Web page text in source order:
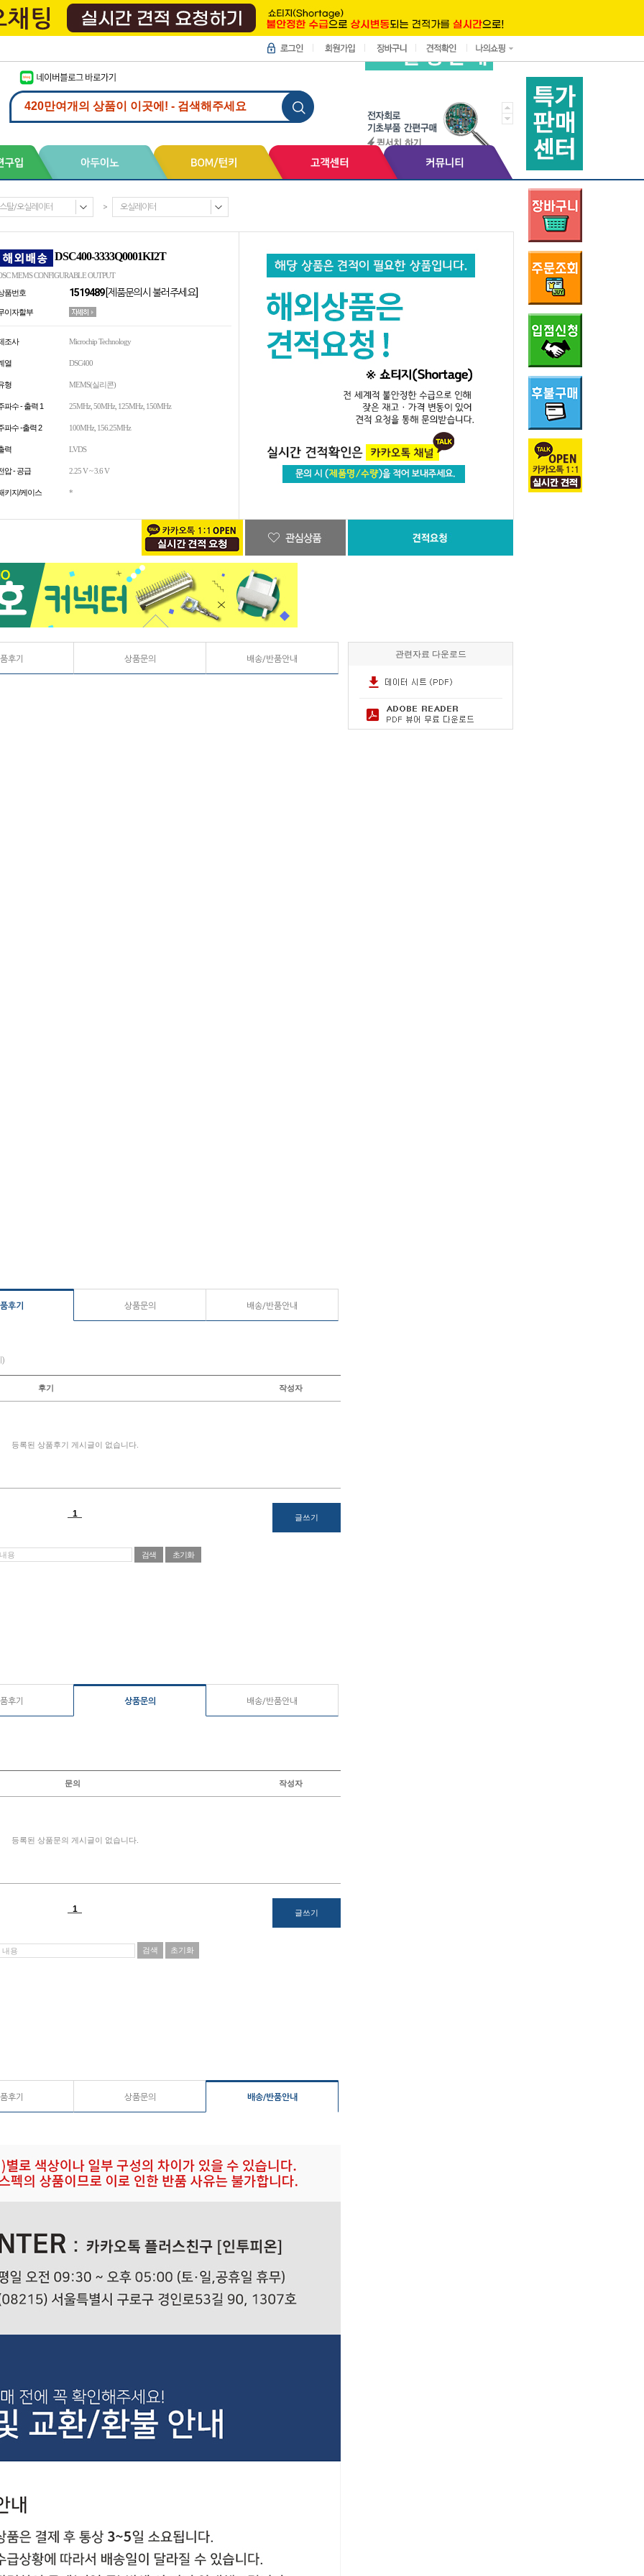
탈/오실레이터 > 오실레이터
DSC400-3333Q0001KI2T
MEMS CONFIGURABLE OUTPUT
품번호
1519489[제품문의시 불러주세요]
이자할부
조사 Microchip Technology
열 DSC400
형 MEMS(실리콘)
파수 - 출력 1 25MHz, 50MHz, 125MHz, 150MHz
파수 -출력 2 100MHz, 156.25MHz
력 LVDS
압 - 공급 2.25 V ~ 3.6 V
키지/케이스 *
* 여러개의 상품 배송방법 변경은 장바구니에서 가능 합니다
100,000원 이상 무료 미만2,500원
해외 3~5일 소요 (길어질시 개별연락)
- 해외상품 반도체 경우 재고 및 가격변동이 있을 수
있으니 결제전 카카오톡 플러스친구(인투피온) 로 먼
저 문의 부탁드립니다.
- 결제 완료 후 상품 특성상 품절이 발생할 수 있으며,
해당 상품은 자동 주문취소될 수 있습니다.
후기 상품문의 배송/반품안내
후기 상품문의 배송/반품안내
후기 상품문의 배송/반품안내
후기 상품문의 배송/반품안내
관련자료 다운로드